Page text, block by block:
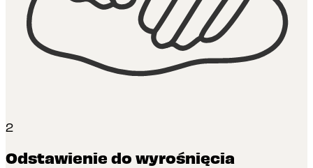
2
Odstawienie do wyrośnięcia